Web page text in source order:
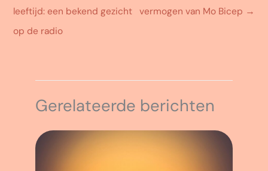
leeftijd: een bekend gezicht
op de radio
vermogen van Mo Bicep →
Gerelateerde berichten